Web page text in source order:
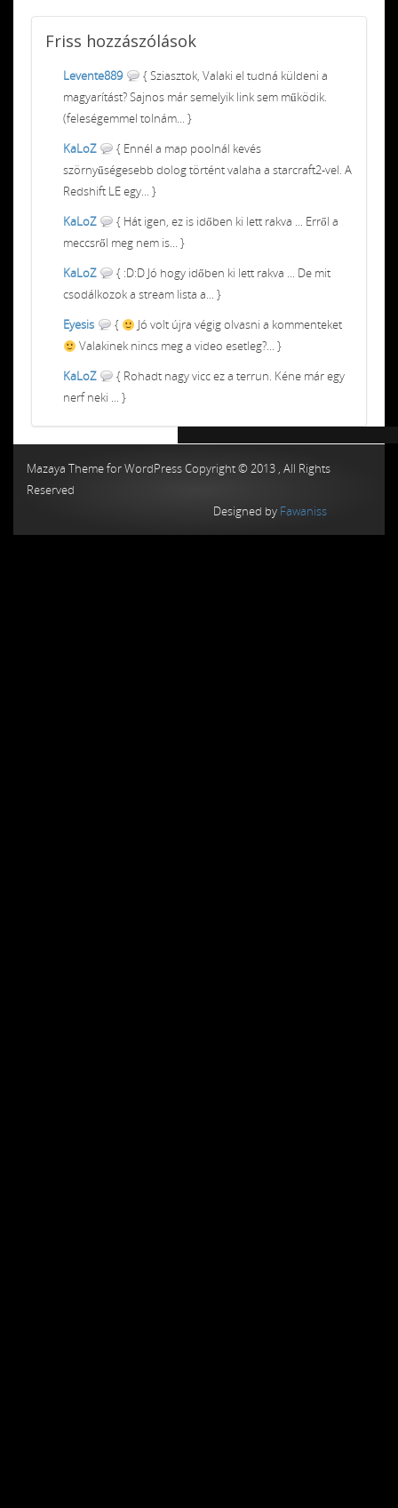
Friss hozzászólások
Levente889
{ Sziasztok, Valaki el tudná küldeni a
magyarítást? Sajnos már semelyik link sem működik.
(feleségemmel tolnám... }
KaLoZ
{ Ennél a map poolnál kevés
szörnyűségesebb dolog történt valaha a starcraft2-vel. A
Redshift LE egy... }
KaLoZ
{ Hát igen, ez is időben ki lett rakva ... Erről a
meccsről meg nem is... }
KaLoZ
{ :D:D Jó hogy időben ki lett rakva ... De mit
csodálkozok a stream lista a... }
Eyesis
{
Jó volt újra végig olvasni a kommenteket
Valakinek nincs meg a video esetleg?... }
KaLoZ
{ Rohadt nagy vicc ez a terrun. Kéne már egy
nerf neki ... }
Mazaya Theme for WordPress Copyright © 2013 , All Rights
Reserved
Designed by Fawaniss